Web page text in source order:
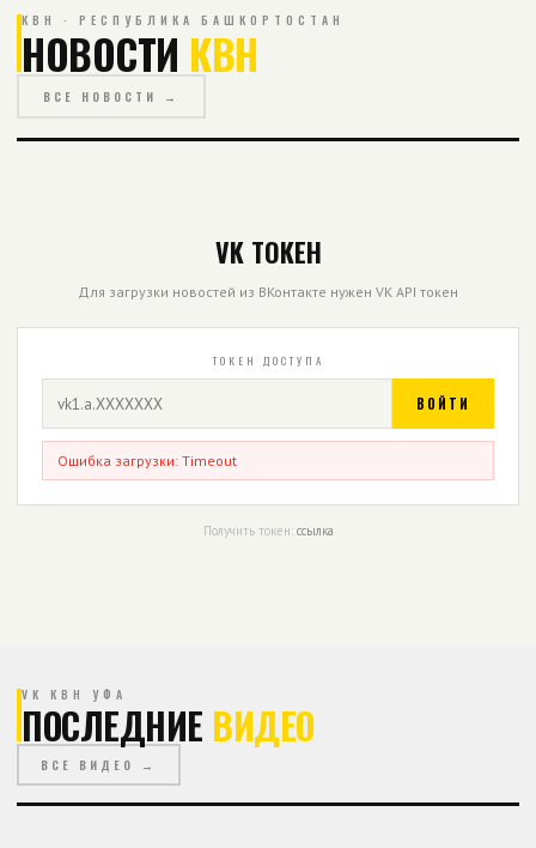
КВН · РЕСПУБЛИКА БАШКОРТОСТАН
НОВОСТИ КВН
ВСЕ НОВОСТИ →
VK ТОКЕН
Для загрузки новостей из ВКонтакте нужен VK API токен
ТОКЕН ДОСТУПА
ВОЙТИ
Ошибка загрузки: Timeout
Получить токен: ссылка
VK КВН УФА
ПОСЛЕДНИЕ ВИДЕО
ВСЕ ВИДЕО →